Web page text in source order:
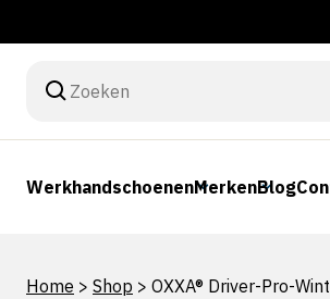
WerkhandschoenenMerkenBlog
Home > Shop > OXXA® Driver-Pro-